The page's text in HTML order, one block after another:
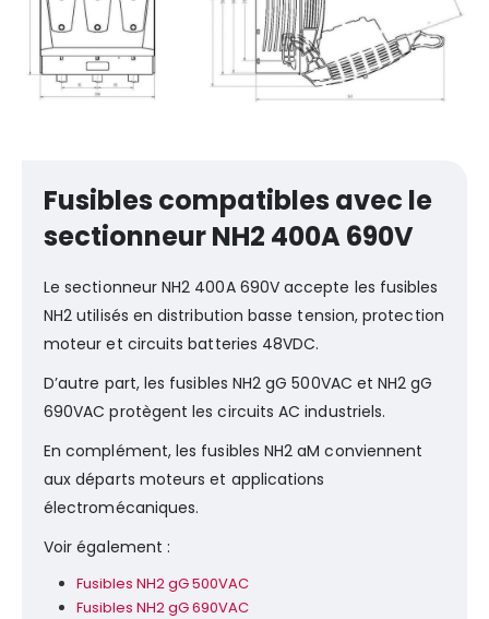
Fusibles compatibles avec le
sectionneur NH2 400A 690V
Le sectionneur NH2 400A 690V accepte les fusibles
NH2 utilisés en distribution basse tension, protection
moteur et circuits batteries 48VDC.
D’autre part, les fusibles NH2 gG 500VAC et NH2 gG
690VAC protègent les circuits AC industriels.
En complément, les fusibles NH2 aM conviennent
aux départs moteurs et applications
électromécaniques.
Voir également :
Fusibles NH2 gG 500VAC
Fusibles NH2 gG 690VAC